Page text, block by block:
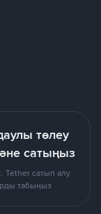
төлеу
сатыңыз
Tether сатып алу
табыңыз